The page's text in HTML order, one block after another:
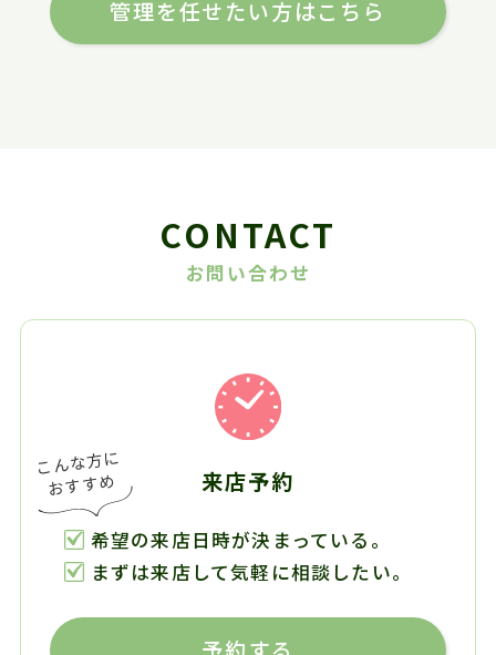
管理を任せたい方はこちら
CONTACT
お問い合わせ
来店予約
希望の来店日時が決まっている。
まずは来店して気軽に相談したい。